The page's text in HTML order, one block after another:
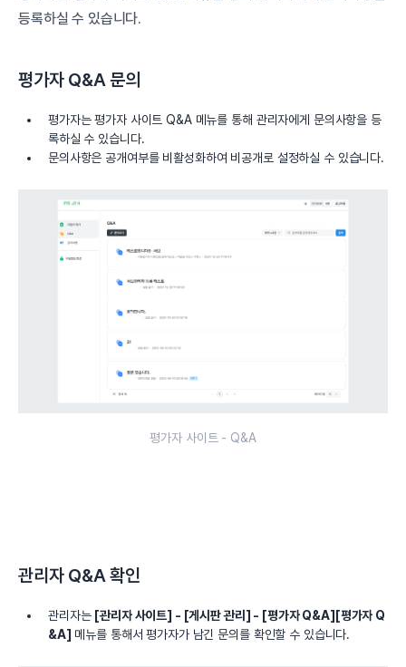
등록하실 수 있습니다.
평가자 Q&A 문의
평가자는 평가자 사이트 Q&A 메뉴를 통해 관리자에게 문의사항을 등
록하실 수 있습니다.
문의사항은 공개여부를 비활성화하여 비공개로 설정하실 수 있습니다.
평가자 사이트 - Q&A
관리자 Q&A 확인
관리자는 [관리자 사이트] - [게시판 관리] - [평가자 Q&A][평가자 Q
&A] 메뉴를 통해서 평가자가 남긴 문의를 확인할 수 있습니다.